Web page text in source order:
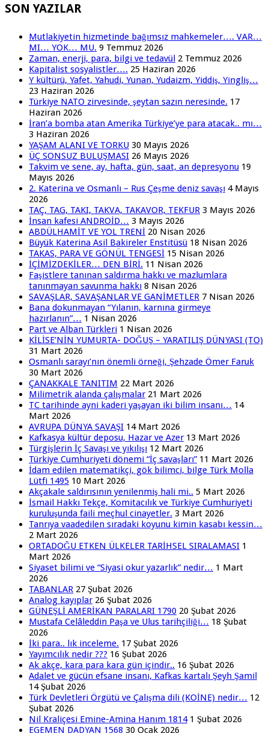
SON YAZILAR
Mutlakiyetin hizmetinde bağımsız mahkemeler…. VAR…
MI… YOK… MU. 9 Temmuz 2026
Zaman, enerji, para, bilgi ve tedavül 2 Temmuz 2026
Kapitalist sosyalistler…. 25 Haziran 2026
Y kültürü, Yafet, Yahudi, Yunan, Yudaizm, Yiddiş, Yingliş…
23 Haziran 2026
Türkiye NATO zirvesinde, şeytan sazın neresinde. 17
Haziran 2026
İran’a bomba atan Amerika Türkiye’ye para atacak.. mı…
3 Haziran 2026
YAŞAM ALANI VE TORKU 30 Mayıs 2026
ÜÇ SONSUZ BULUŞMASI 26 Mayıs 2026
Takvim ve sene, ay, hafta, gün, saat, an depresyonu 19
Mayıs 2026
2. Katerina ve Osmanlı – Rus Çeşme deniz savaşı 4 Mayıs
2026
TAÇ, TAG, TAKI, TAKVA, TAKAVOR, TEKFUR 3 Mayıs 2026
İnsan kafesi ANDROİD… 3 Mayıs 2026
ABDÜLHAMİT VE YOL TRENİ 20 Nisan 2026
Büyük Katerina Asil Bakireler Enstitüsü 18 Nisan 2026
TAKAS, PARA VE GÖNÜL TENGESİ 15 Nisan 2026
İÇİMİZDEKİLER… DEN BİRİ. 11 Nisan 2026
Faşistlere tanınan saldırma hakkı ve mazlumlara
tanınmayan savunma hakkı 8 Nisan 2026
SAVAŞLAR, SAVAŞANLAR VE GANİMETLER 7 Nisan 2026
Bana dokunmayan “Yılanın, karnına girmeye
hazırlanın”… 1 Nisan 2026
Part ve Alban Türkleri 1 Nisan 2026
KİLİSE’NİN YUMURTA- DOĞUŞ – YARATILIŞ DÜNYASI (TO)
31 Mart 2026
Osmanlı sarayı’nın önemli örneği, Şehzade Ömer Faruk
30 Mart 2026
ÇANAKKALE TANITIM 22 Mart 2026
Milimetrik alanda çalışmalar 21 Mart 2026
TC tarihinde ayni kaderi yaşayan iki bilim insanı… 14
Mart 2026
AVRUPA DÜNYA SAVAŞI 14 Mart 2026
Kafkasya kültür deposu, Hazar ve Azer 13 Mart 2026
Türgişlerin İç Savaşı ve yıkılışı 12 Mart 2026
Türkiye Cumhuriyeti dönemi “İç savaşları” 11 Mart 2026
İdam edilen matematikçi, gök bilimci, bilge Türk Molla
Lütfi 1495 10 Mart 2026
Akçakale saldırısının yenilenmiş hali mi.. 5 Mart 2026
İsmail Hakkı Tekçe, Komitacılık ve Türkiye Cumhuriyeti
kuruluşunda faili meçhul cinayetler. 3 Mart 2026
Tanrıya vaadedilen sıradaki koyunu kimin kasabı kessin…
2 Mart 2026
ORTADOĞU ETKEN ÜLKELER TARİHSEL SIRALAMASI 1
Mart 2026
Siyaset bilimi ve “Siyasi okur yazarlık” nedir… 1 Mart
2026
TABANLAR 27 Şubat 2026
Analog kayıplar 26 Şubat 2026
GÜNEŞLİ AMERİKAN PARALARI 1790 20 Şubat 2026
Mustafa Celâleddin Paşa ve Ulus tarihçiliği… 18 Şubat
2026
İki para.. lık inceleme. 17 Şubat 2026
Yayımcılık nedir ??? 16 Şubat 2026
Ak akçe, kara para kara gün içindir.. 16 Şubat 2026
Adalet ve gücün efsane insanı, Kafkas kartalı Şeyh Şamil
14 Şubat 2026
Türk Devletleri Örgütü ve Çalışma dili (KOİNE) nedir… 12
Şubat 2026
Nil Kraliçesi Emine-Amina Hanım 1814 1 Şubat 2026
EGEMEN DADYAN 1568 30 Ocak 2026